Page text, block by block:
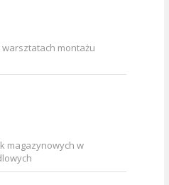
montażu
magazynowych w